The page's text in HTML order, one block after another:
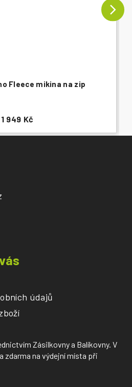
Fleece mikina na zip
1 949 Kč
údajů
Zásilkovny a Balíkovny. V
zdarma na výdejní místa při